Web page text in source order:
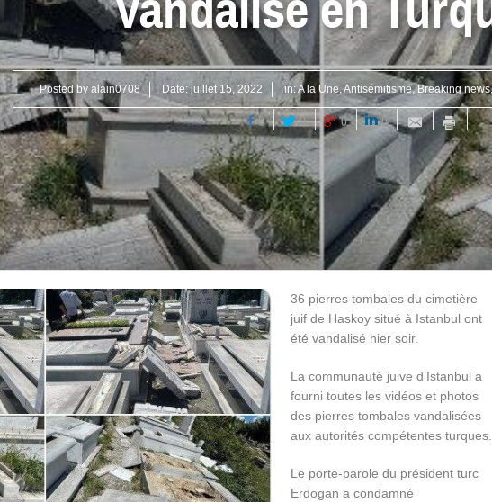
Posted by alain0708 Date:juillet 15, 2022 in:A la Une,Antisémitisme, Breaking news
0 0 0 0
36 pierres tombales du cimetière
juif de Haskoy situé à Istanbul ont
été vandalisé hier soir.
La communauté juive d’Istanbul a
fourni toutes les vidéos et photos
des pierres tombales vandalisées
aux autorités compétentes turques.
Le porte-parole du président turc
Erdogan a condamné